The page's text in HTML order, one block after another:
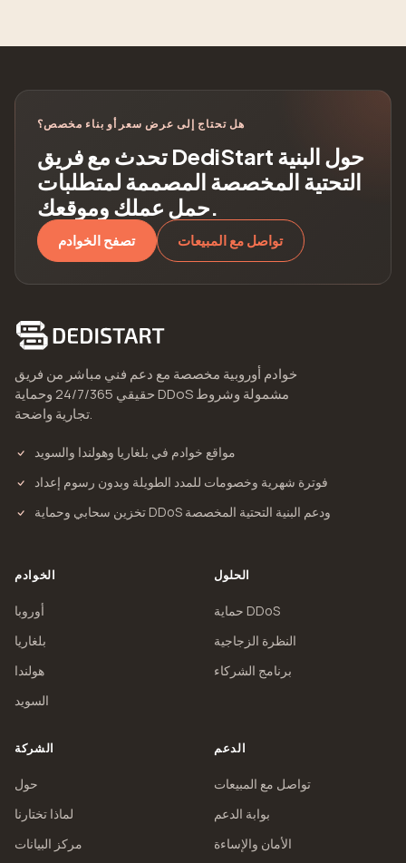
هل تحتاج إلى عرض سعر أو بناء مخصص؟
تحدث مع فريق DediStart حول البنية
التحتية المخصصة المصممة لمتطلبات
حمل عملك وموقعك.
تصفح الخوادم تواصل مع المبيعات
خوادم أوروبية مخصصة مع دعم فني مباشر من فريق
حقيقي 24/7/365 وحماية DDoS مشمولة وشروط
تجارية واضحة.
مواقع خوادم في بلغاريا وهولندا والسويد
فوترة شهرية وخصومات للمدد الطويلة وبدون رسوم إعداد
تخزين سحابي وحماية DDoS ودعم البنية التحتية المخصصة
الخوادم
أوروبا
بلغاريا
هولندا
السويد
الحلول
حماية DDoS
النظرة الزجاجية
برنامج الشركاء
الشركة
حول
لماذا تختارنا
مركز البيانات
الدعم
تواصل مع المبيعات
بوابة الدعم
الأمان والإساءة